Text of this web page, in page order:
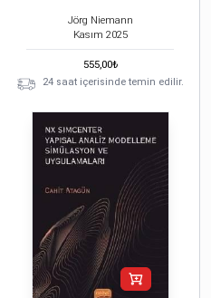
Jörg Niemann
Kasım 2025
555,00₺
24 saat içerisinde temin edilir.